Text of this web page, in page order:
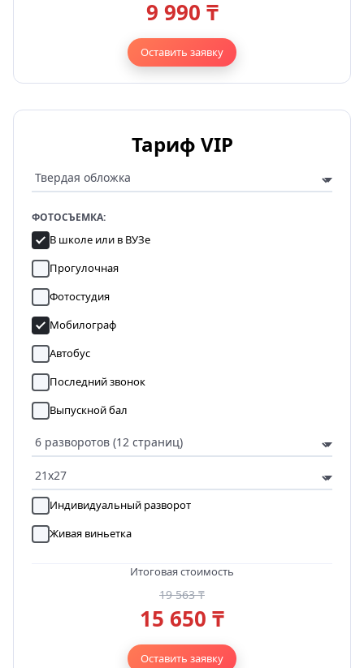
9 990 ₸
Оставить заявку
Тариф VIP
ФОТОСЪЕМКА:
В школе или в ВУЗе
Прогулочная
Фотостудия
Мобилограф
Автобус
Последний звонок
Выпускной бал
Индивидуальный разворот
Живая виньетка
Итоговая стоимость
19 563 ₸
15 650 ₸
Оставить заявку